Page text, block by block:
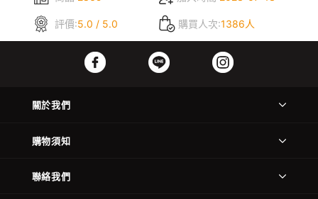
評價:5.0 / 5.0 購買人次:1386人
關於我們
購物須知
聯絡我們